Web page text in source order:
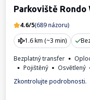
Parkoviště Rondo
4.6/5(689 názoru)
1.6 km (~3 min)
Bezplatný transfer
Pojištěný
Osvětlený
Fakturaod obsluhy
Požadované registrační
Zkontrolujte podrobnosti.